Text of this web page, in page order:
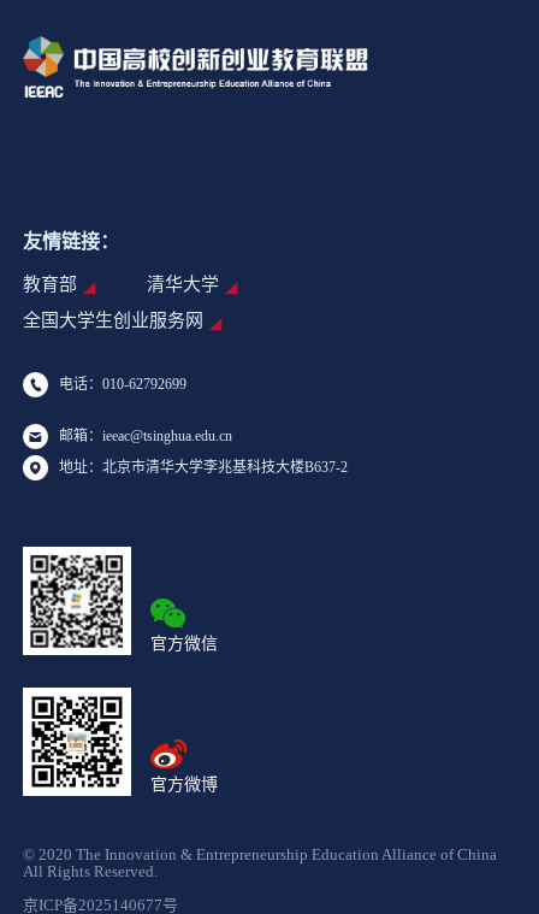
友情链接：
教育部
清华大学
全国大学生创业服务网
电话：010-62792699
邮箱：ieeac@tsinghua.edu.cn
地址：北京市清华大学李兆基科技大楼B637-2
官方微信
官方微博
© 2020 The Innovation & Entrepreneurship Education Alliance of China
All Rights Reserved.
京ICP备2025140677号